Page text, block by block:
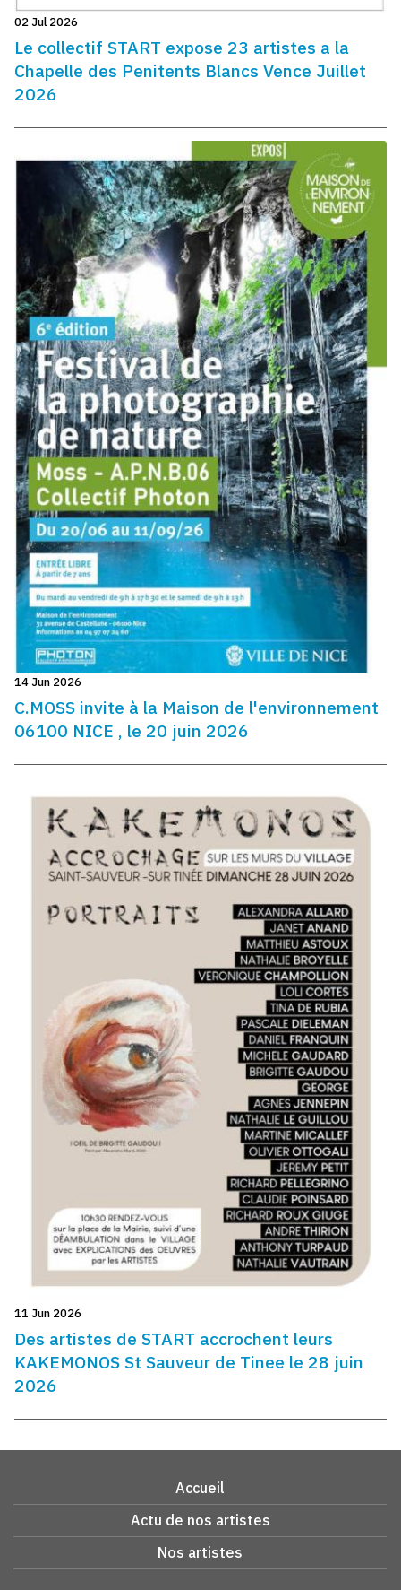
02 Jul 2026
Le collectif START expose 23 artistes a la
Chapelle des Penitents Blancs Vence Juillet
2026
14 Jun 2026
C.MOSS invite à la Maison de l'environnement
06100 NICE , le 20 juin 2026
11 Jun 2026
Des artistes de START accrochent leurs
KAKEMONOS St Sauveur de Tinee le 28 juin
2026
Accueil
Actu de nos artistes
Nos artistes